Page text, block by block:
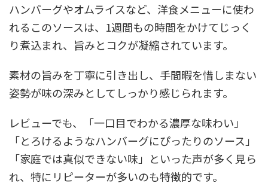
ハンバーグやオムライスなど、洋食メニューに使わ
れるこのソースは、1週間もの時間をかけてじっく
り煮込まれ、旨みとコクが凝縮されています。
素材の旨みを丁寧に引き出し、手間暇を惜しまない
姿勢が味の深みとしてしっかり感じられます。
レビューでも、「一口目でわかる濃厚な味わい」
「とろけるようなハンバーグにぴったりのソース」
「家庭では真似できない味」といった声が多く見ら
れ、特にリピーターが多いのも特徴的です。